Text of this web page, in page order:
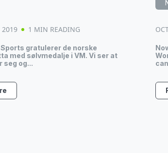
2019 1 MIN READING
gratulerer de norske
med sølvmedalje i VM. Vi ser at
seg og...